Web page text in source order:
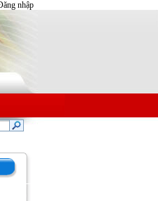
nhập